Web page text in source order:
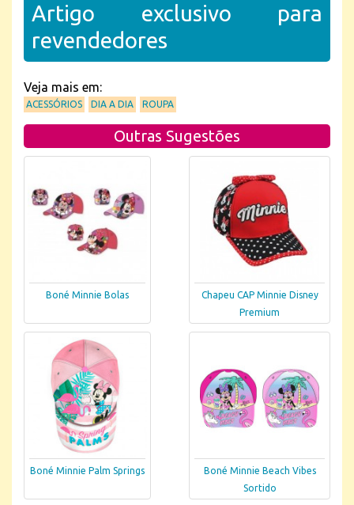
Artigo exclusivo para
revendedores
Veja mais em:
ACESSÓRIOS DIA A DIA ROUPA
Outras Sugestões
Boné Minnie Bolas
Chapeu CAP Minnie Disney
Premium
Boné Minnie Palm Springs
Boné Minnie Beach Vibes
Sortido